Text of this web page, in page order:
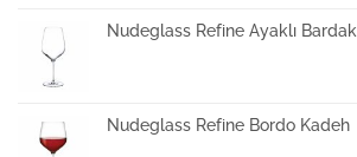
Nudeglass Refine Ayaklı Bardak
Nudeglass Refine Bordo Kadeh